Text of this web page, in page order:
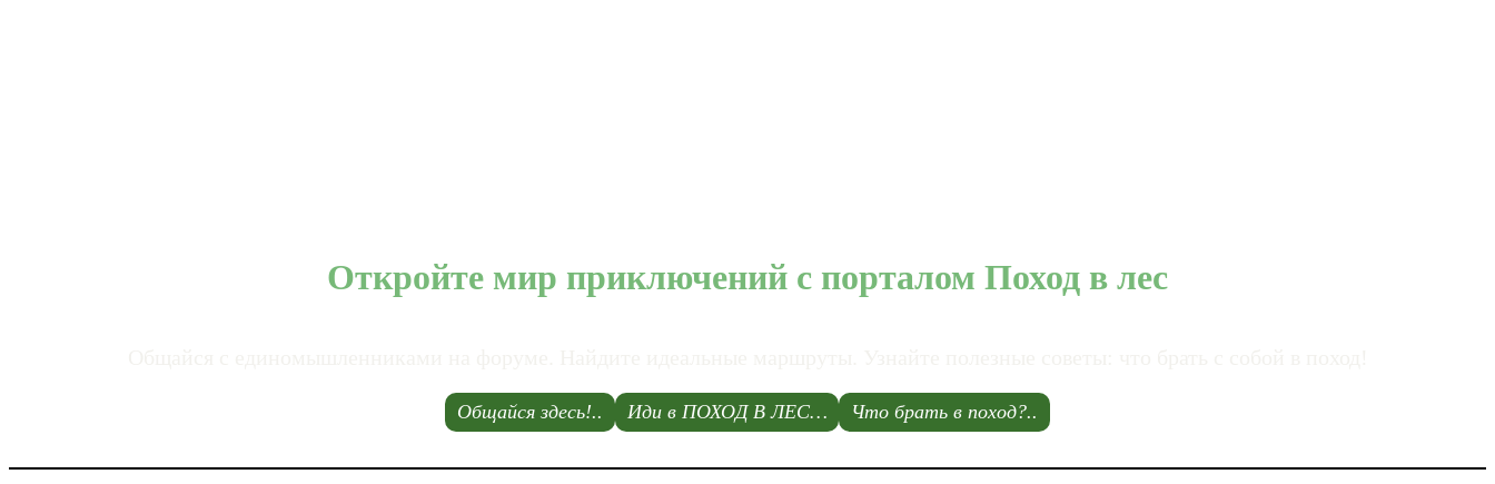
Откройте мир приключений с порталом Поход в лес
Общайся здесь!.. Иди в ПОХОД В ЛЕС… Что брать в поход?..